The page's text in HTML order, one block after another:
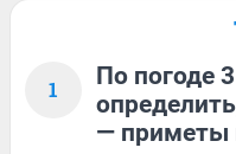
1
По погоде
— приметы